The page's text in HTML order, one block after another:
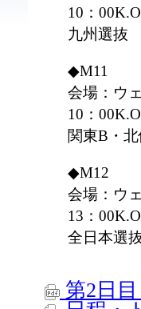
10：
九州選抜
◆M11
会場：ウ
10：
関東B・
◆M12
会場：ウ
13：
全日本選
第2日